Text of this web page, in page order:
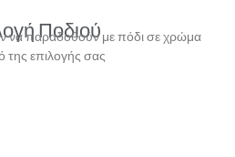
Ποδιού
να παραδοθούν με πόδι σε χρώμα
της επιλογής σας